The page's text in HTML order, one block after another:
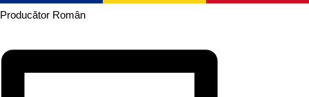
Producător Român